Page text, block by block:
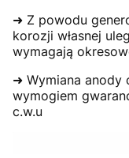
➜ Z powodu
korozji własnej
wymagają
➜ Wymiana anody
wymogiem
c.w.u